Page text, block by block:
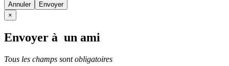
Annuler
×
Envoyer à un ami
Tous les champs sont obligatoires